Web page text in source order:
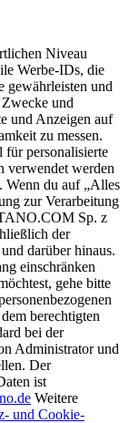
Niveau
Werbe-IDs, die
gewährleisten und
und
und Anzeigen auf
zu messen.
personalisierte
verwendet werden
Wenn du auf „Alles
zur Verarbeitung
Sp. z
der
darüber hinaus.
einschränken
gehe bitte
berechtigten
bei der
Administrator und
Der
ist
Weitere
und Cookie-